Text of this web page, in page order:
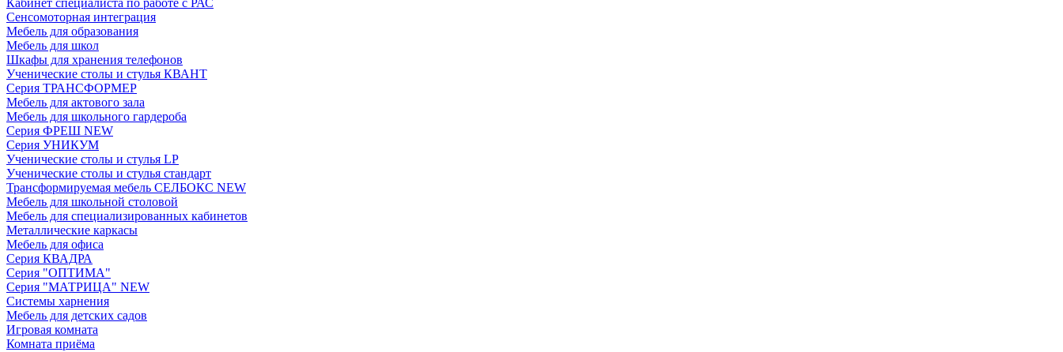
Кабинет специалиста по работе с РАС
Сенсомоторная интеграция
Мебель для образования
Мебель для школ
Шкафы для хранения телефонов
Ученические столы и стулья КВАНТ
Серия ТРАНСФОРМЕР
Мебель для актового зала
Мебель для школьного гардероба
Серия ФРЕШ NEW
Серия УНИКУМ
Ученические столы и стулья LP
Ученические столы и стулья стандарт
Трансформируемая мебель СЕЛБОКС NEW
Мебель для школьной столовой
Мебель для специализированных кабинетов
Металлические каркасы
Мебель для офиса
Серия КВАДРА
Серия "ОПТИМА"
Серия "МАТРИЦА" NEW
Системы харнения
Мебель для детских садов
Игровая комната
Комната приёма